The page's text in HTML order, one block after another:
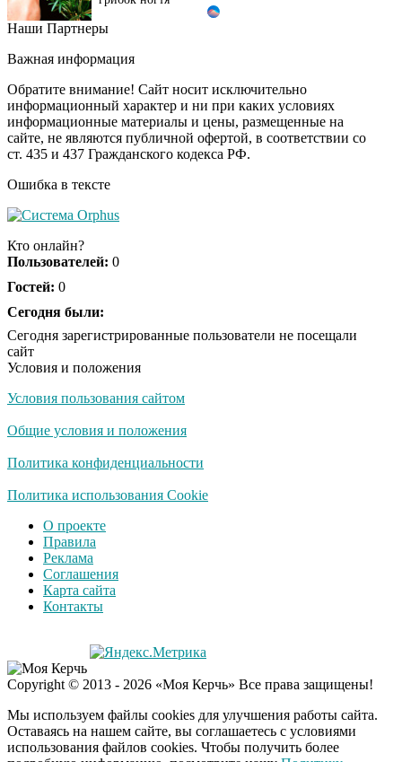
Этот танец невесты
Пересмотрела 10 раз
i
Ролик длится пару
секунд, но вы будете в
шоке от увиденного
Ролик из Омска: вы
Ржу не переставая, это
не раз
Скрытая камера на
люди вытворяют, когда
Ролик длится
смеяться вы будете
Королева вагона
отожгла! Видео не
оставит равнодушным
Наши Партнеры
Важная информация
Обратите внимание! Сайт носит исключительно
информационный характер и ни при каких условиях
информационные материалы и цены, размещенные на
сайте, не являются публичной офертой, в соответствии со
ст. 435 и 437 Гражданского кодекса РФ.
Ошибка в тексте
Кто онлайн?
Пользователей: 0
Гостей: 0
Сегодня были:
Сегодня зарегистрированные пользователи не посещали
сайт
Условия и положения
Условия пользования сайтом
Общие условия и положения
Политика конфиденциальности
Политика использования Cookie
О проекте
Правила
Реклама
Соглашения
Карта сайта
Контакты
Copyright © 2013 - 2026 «Моя Керчь» Все права защищены!
Мы используем файлы cookies для улучшения работы сайта.
Оставаясь на нашем сайте, вы соглашаетесь с условиями
использования файлов cookies. Чтобы получить более